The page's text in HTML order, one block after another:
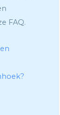
r
v
FAQ.